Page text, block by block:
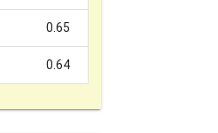
0.65
0.64